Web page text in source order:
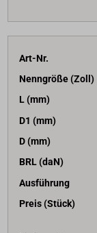
Art-Nr.
Nenngröße (Zoll)
L (mm)
D1 (mm)
D (mm)
BRL (daN)
Ausführung
Preis (Stück)